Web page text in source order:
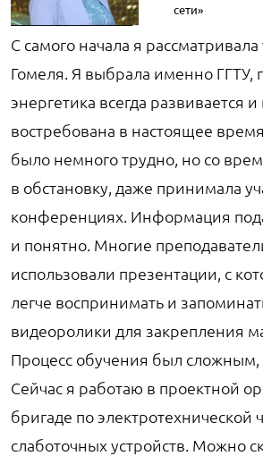
сети»
С самого начала я
Гомеля. Я выбрала именно ГГТУ,
энергетика всегда развивается
востребована в настоящее
было немного трудно, но со
в обстановку, даже принимала
конференциях. Информация
и понятно. Многие
использовали презентации, с
легче воспринимать и
видеоролики для закрепления
Процесс обучения был
Сейчас я работаю в проектной
бригаде по электротехнической
слаботочных устройств. Можно